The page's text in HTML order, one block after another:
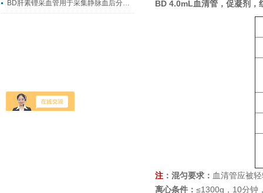
BD肝素锂采血管用于采集静脉血后分离出血浆 BD 4.0mL血清管，促凝剂，
注 ：混匀要求： 血清管应被
离心条件： ≤1300g，10分钟